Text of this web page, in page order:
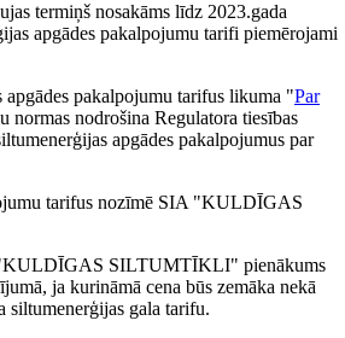
termiņš nosakāms līdz 2023.gada
apgādes pakalpojumu tarifi piemērojami
pakalpojumu tarifus likuma "Par
normas nodrošina Regulatora tiesības
apgādes pakalpojumus par
tarifus nozīmē SIA "KULDĪGAS
"KULDĪGAS SILTUMTĪKLI" pienākums
ja kurināmā cena būs zemāka nekā
siltumenerģijas gala tarifu.